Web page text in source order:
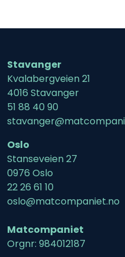
Stavanger
Kvalabergveien 21
4016 Stavanger
51 88 40 90
Oslo
Stanseveien 27
0976 Oslo
22 26 61 10
oslo@matcompaniet.no
Matcompaniet
Orgnr: 984012187